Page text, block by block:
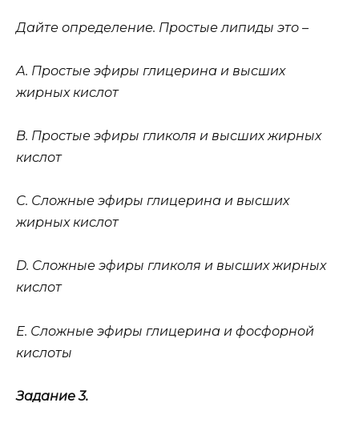
Дайте определение. Простые липиды это –
А. Простые эфиры глицерина и высших
жирных кислот
В. Простые эфиры гликоля и высших жирных
кислот
С. Сложные эфиры глицерина и высших
жирных кислот
D. Сложные эфиры гликоля и высших жирных
кислот
Е. Сложные эфиры глицерина и фосфорной
кислоты
Задание 3.